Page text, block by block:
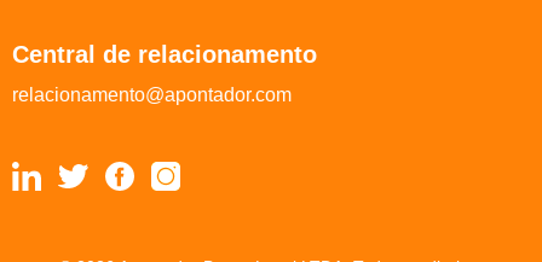
Central de relacionamento
relacionamento@apontador.com